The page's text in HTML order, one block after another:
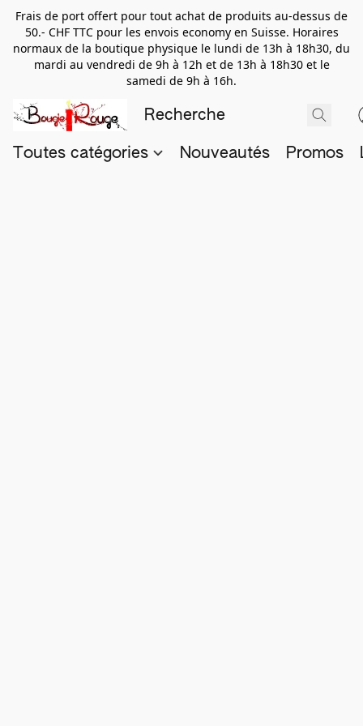
Frais de port offert pour tout achat de produits au-dessus de
50.- CHF TTC pour les envois economy en Suisse. Horaires
normaux de la boutique physique le lundi de 13h à 18h30, du
mardi au vendredi de 9h à 12h et de 13h à 18h30 et le
samedi de 9h à 16h.
Toutes catégories Nouveautés Promos